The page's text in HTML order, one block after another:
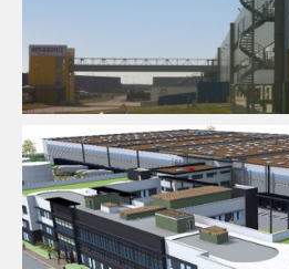
Logistique
Fluides Logistique